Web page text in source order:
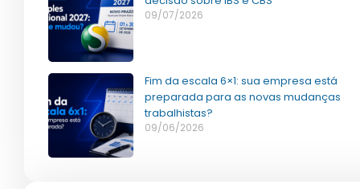
09/07/2026
Fim da escala 6×1: sua empresa está
preparada para as novas mudanças
trabalhistas?
09/06/2026